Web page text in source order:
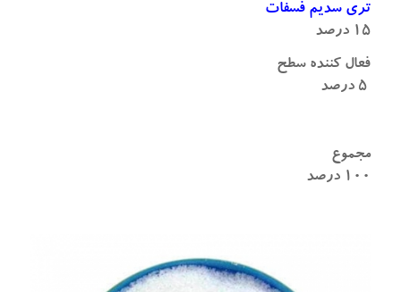
تری سدیم فسفات
۱۵ درصد
فعال کننده سطح
مجموع
۱۰۰ درصد